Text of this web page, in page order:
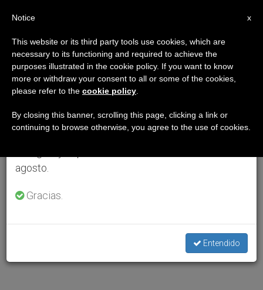
×
Aviso importante
Del 27 de julio al 7 de agosto haremos la pausa
anual, aprovechando que en el periodo de verano
se generan menos informaciones y también el
agosto.
Gracias.
Entendido
x
Notice
This website or its third party tools use cookies, which are
necessary to its functioning and required to achieve the
purposes illustrated in the cookie policy. If you want to know
more or withdraw your consent to all or some of the cookies,
please refer to the cookie policy
By closing this banner, scrolling this page, clicking a link or
continuing to browse otherwise, you agree to the use of cookies.